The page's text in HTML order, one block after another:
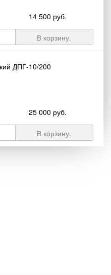
14 500 руб.
В корзину.
ДПГ-10/200
25 000 руб.
В корзину.